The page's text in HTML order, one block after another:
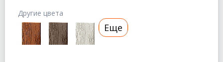
Другие цвета
Еще